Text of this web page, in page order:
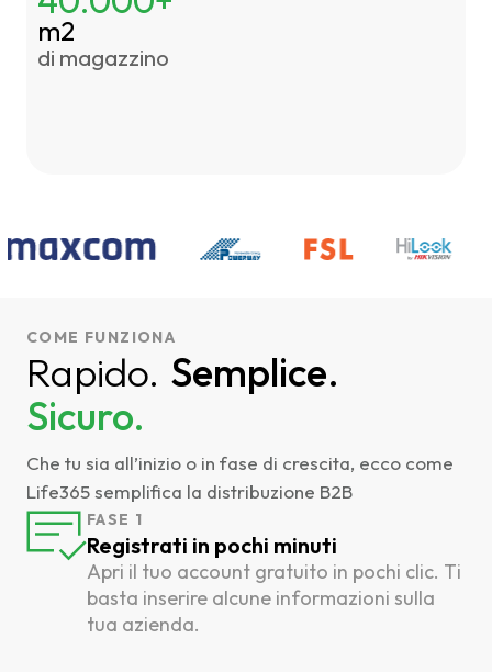
m2
di magazzino
COME FUNZIONA
Rapido. Semplice.
Sicuro.
Che tu sia all’inizio o in fase di crescita, ecco come
Life365 semplifica la distribuzione B2B
FASE 1
Registrati in pochi minuti
Apri il tuo account gratuito in pochi clic. Ti
basta inserire alcune informazioni sulla
tua azienda.